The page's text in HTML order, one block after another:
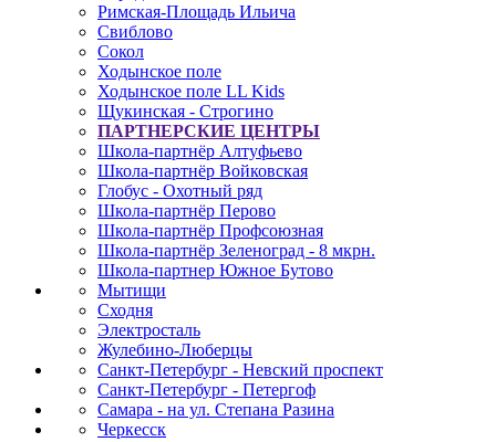
Римская-Площадь Ильича
Свиблово
Сокол
Ходынское поле
Ходынское поле LL Kids
Щукинская - Строгино
ПАРТНЕРСКИЕ ЦЕНТРЫ
Школа-партнёр Алтуфьево
Школа-партнёр Войковская
Глобус - Охотный ряд
Школа-партнёр Перово
Школа-партнёр Профсоюзная
Школа-партнёр Зеленоград - 8 мкрн.
Школа-партнер Южное Бутово
Мытищи
Сходня
Электросталь
Жулебино-Люберцы
Санкт-Петербург - Невский проспект
Санкт-Петербург - Петергоф
Самара - на ул. Степана Разина
Черкесск